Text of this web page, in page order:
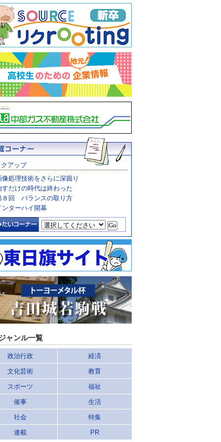
アップ
像処理技術をさらに深掘り
すだけの時代は終わった
８回 バランスの取り方
ンターハイ開幕
ャンル一覧
政治行政 経済
文化芸術 教育
スポーツ 福祉
催事 生活
社会 特集
連載 PR